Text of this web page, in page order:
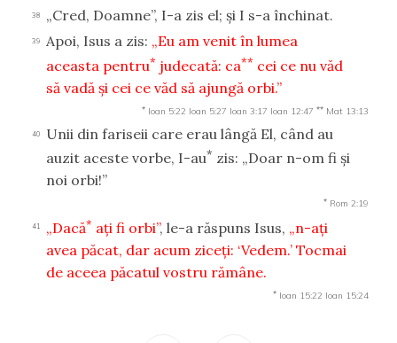
38 „Cred, Doamne”, I-a zis el; şi I s-a închinat.
39 Apoi, Isus a zis: „Eu am venit în lumea
aceasta pentru* judecată: ca** cei ce nu văd
să vadă şi cei ce văd să ajungă orbi.”
* Ioan 5:22 Ioan 5:27 Ioan 3:17 Ioan 12:47 ** Mat 13:13
40
Unii din fariseii care erau lângă El, când au
auzit aceste vorbe, I-au* zis: „Doar n-om fi şi
noi orbi!”
* Rom 2:19
41 „Dacă* aţi fi orbi”, le-a răspuns Isus, „n-aţi
avea păcat, dar acum ziceţi: ‘Vedem.’ Tocmai
de aceea păcatul vostru rămâne.
* Ioan 15:22 Ioan 15:24